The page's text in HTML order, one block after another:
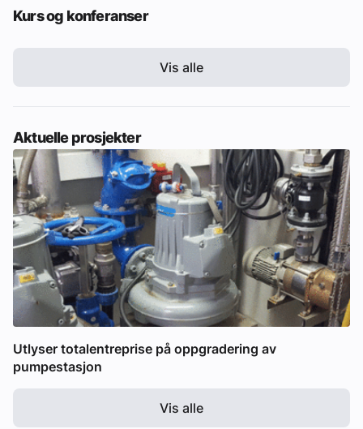
Kurs og konferanser
Vis alle
Aktuelle prosjekter
Utlyser totalentreprise på oppgradering av
pumpestasjon
Vis alle